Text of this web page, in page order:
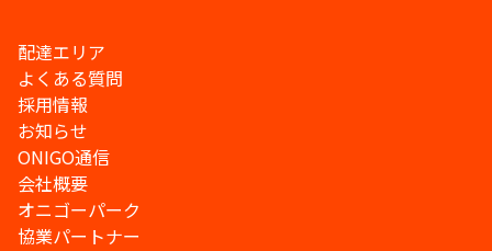
配達エリア
よくある質問
採用情報
お知らせ
ONIGO通信
会社概要
オニゴーパーク
協業パートナー